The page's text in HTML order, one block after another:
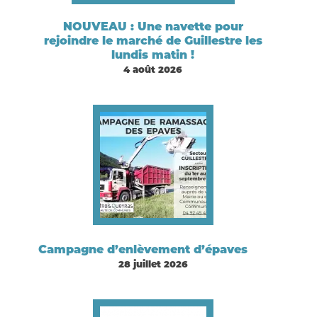
NOUVEAU : Une navette pour
rejoindre le marché de Guillestre les
lundis matin !
4 août 2026
Campagne d’enlèvement d’épaves
28 juillet 2026